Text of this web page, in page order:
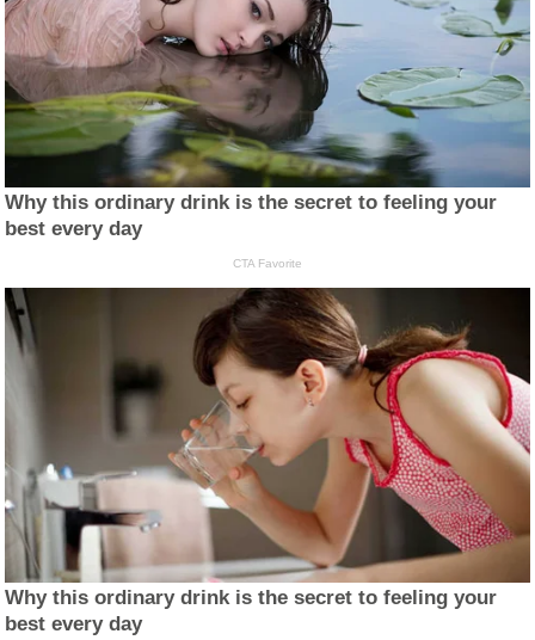
Why this ordinary drink is the secret to feeling your
best every day
CTA Favorite
Why this ordinary drink is the secret to feeling your
best every day